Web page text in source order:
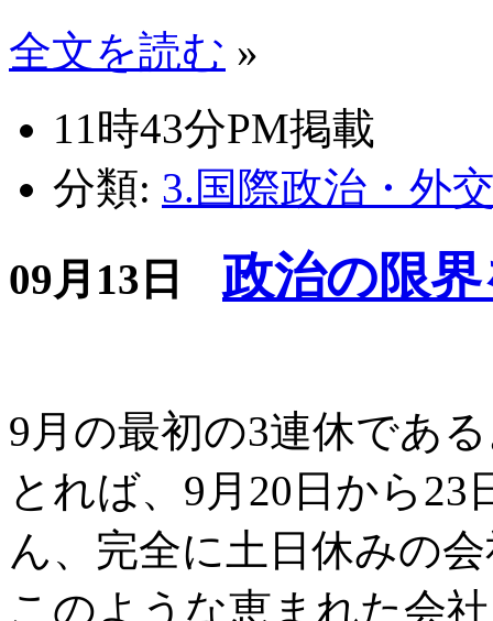
全文を読む »
11時43分PM掲載
分類: 3.国際政治・外
09月13日
政治の限
9月の最初の3連休であ
とれば、9月20日から
ん、完全に土日休みの
このような恵まれた会